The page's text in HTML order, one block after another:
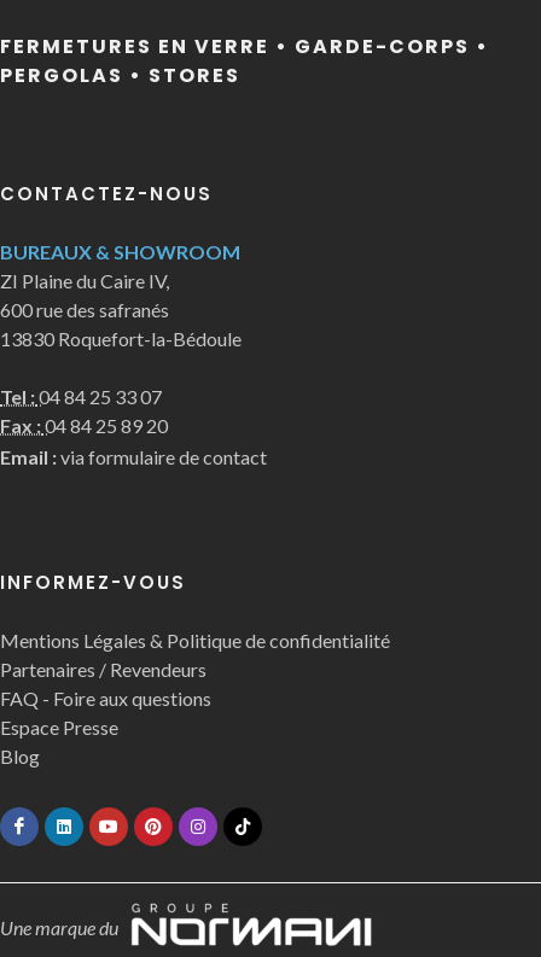
FERMETURES EN VERRE • GARDE-CORPS •
PERGOLAS • STORES
CONTACTEZ-NOUS
BUREAUX & SHOWROOM
ZI Plaine du Caire IV,
600 rue des safranés
13830 Roquefort-la-Bédoule
Tel :04 84 25 33 07
Fax :04 84 25 89 20
Email :via formulaire de contact
INFORMEZ-VOUS
Mentions Légales & Politique de confidentialité
Partenaires / Revendeurs
FAQ - Foire aux questions
Espace Presse
Blog
Une marque du